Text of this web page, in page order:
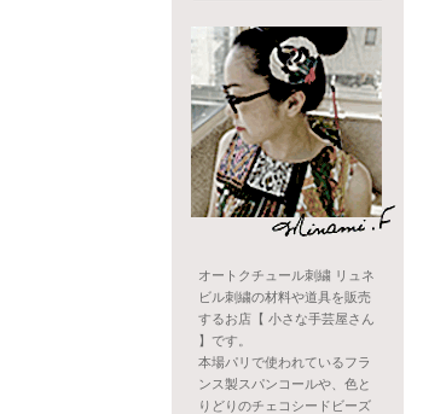
オートクチュール刺繍 リュネ
ビル刺繍の材料や道具を販売
するお店【 小さな手芸屋さん
】です。
本場パリで使われているフラ
ンス製スパンコールや、色と
りどりのチェコシードビーズ